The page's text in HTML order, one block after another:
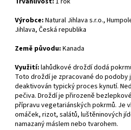
Výrobce: Natural Jihlava s.r.o.,
Jihlava, Česká republika
Země původu: Kanada
Využití: lahůdkové droždí dodá
Toto droždí je zpracované do podoby
deaktivován typický proces kynutí.
pečiva. Droždí je přirozeně
přípravu vegetariánských pokrmů. Je
omáček, rizot, salátů, luštěninových
namazaný máslem nebo tvarohem.